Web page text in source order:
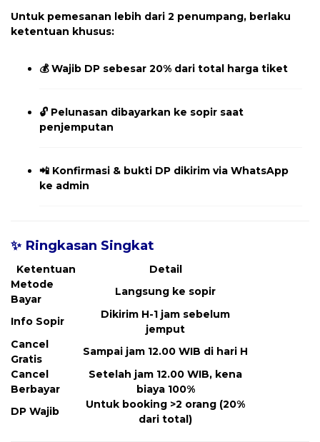
Untuk pemesanan lebih dari 2 penumpang, berlaku
ketentuan khusus:
💰Wajib DP sebesar 20% dari total harga tiket
🔓 Pelunasan dibayarkan ke sopir saat
penjemputan
📲 Konfirmasi & bukti DP dikirim via WhatsApp
ke admin
✨ Ringkasan Singkat
Ketentuan
Detail
Metode
Bayar
Langsung ke sopir
Info Sopir
Dikirim H-1 jam sebelum
jemput
Cancel
Gratis
Sampai jam 12.00 WIB di hari H
Cancel
Berbayar
Setelah jam 12.00 WIB, kena
biaya 100%
DP Wajib
Untuk booking >2 orang (20%
dari total)